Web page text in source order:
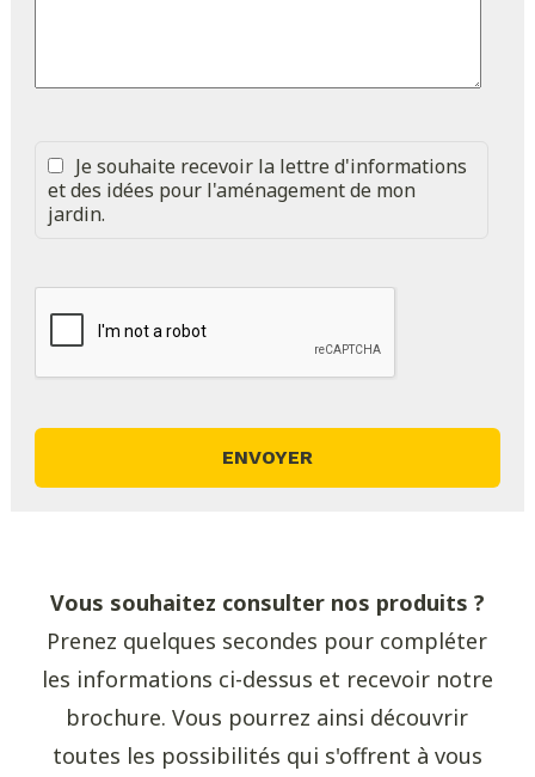
Je souhaite recevoir la lettre d'informations
et des idées pour l'aménagement de mon
jardin.
Vous souhaitez consulter nos produits ?
Prenez quelques secondes pour compléter
les informations ci-dessus et recevoir notre
brochure. Vous pourrez ainsi découvrir
toutes les possibilités qui s'offrent à vous